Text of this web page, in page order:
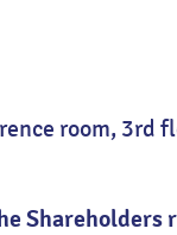
room, 3rd